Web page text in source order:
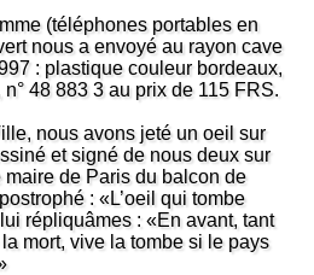
(téléphones portables en
nous a envoyé au rayon cave
: plastique couleur bordeaux,
48 883 3 au prix de 115 FRS.
nous avons jeté un oeil sur
et signé de nous deux sur
de Paris du balcon de
: «L’oeil qui tombe
répliquâmes : «En avant, tant
mort, vive la tombe si le pays